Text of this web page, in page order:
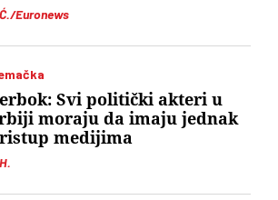
Euronews
Svi politički akteri u
moraju da imaju jednak
medijima